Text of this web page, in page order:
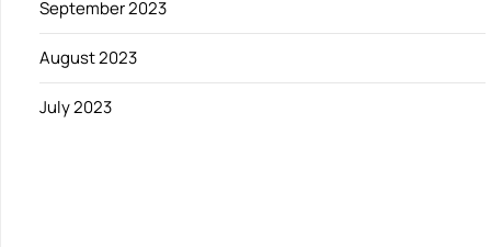
September 2023
August 2023
July 2023